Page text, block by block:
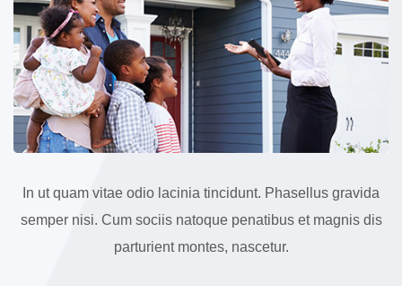
In ut quam vitae odio lacinia tincidunt. Phasellus gravida
semper nisi. Cum sociis natoque penatibus et magnis dis
parturient montes, nascetur.